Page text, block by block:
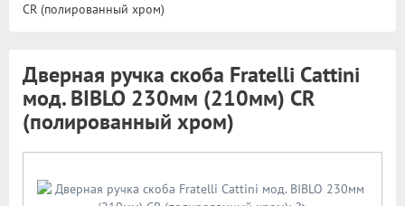
CR (полированный хром)
Дверная ручка скоба Fratelli Cattini
мод. BIBLO 230мм (210мм) CR
(полированный хром)